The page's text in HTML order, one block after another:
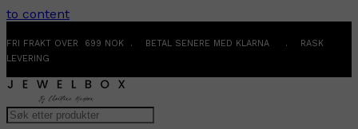
to content
FRI FRAKT OVER 699 NOK . BETAL SENERE MED KLARNA . RASK
LEVERING